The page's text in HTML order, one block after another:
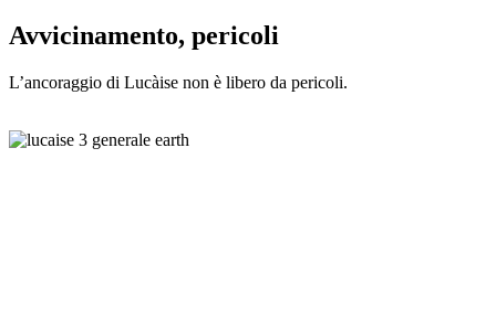
Avvicinamento, pericoli
L’ancoraggio di Lucàise non è libero da pericoli.